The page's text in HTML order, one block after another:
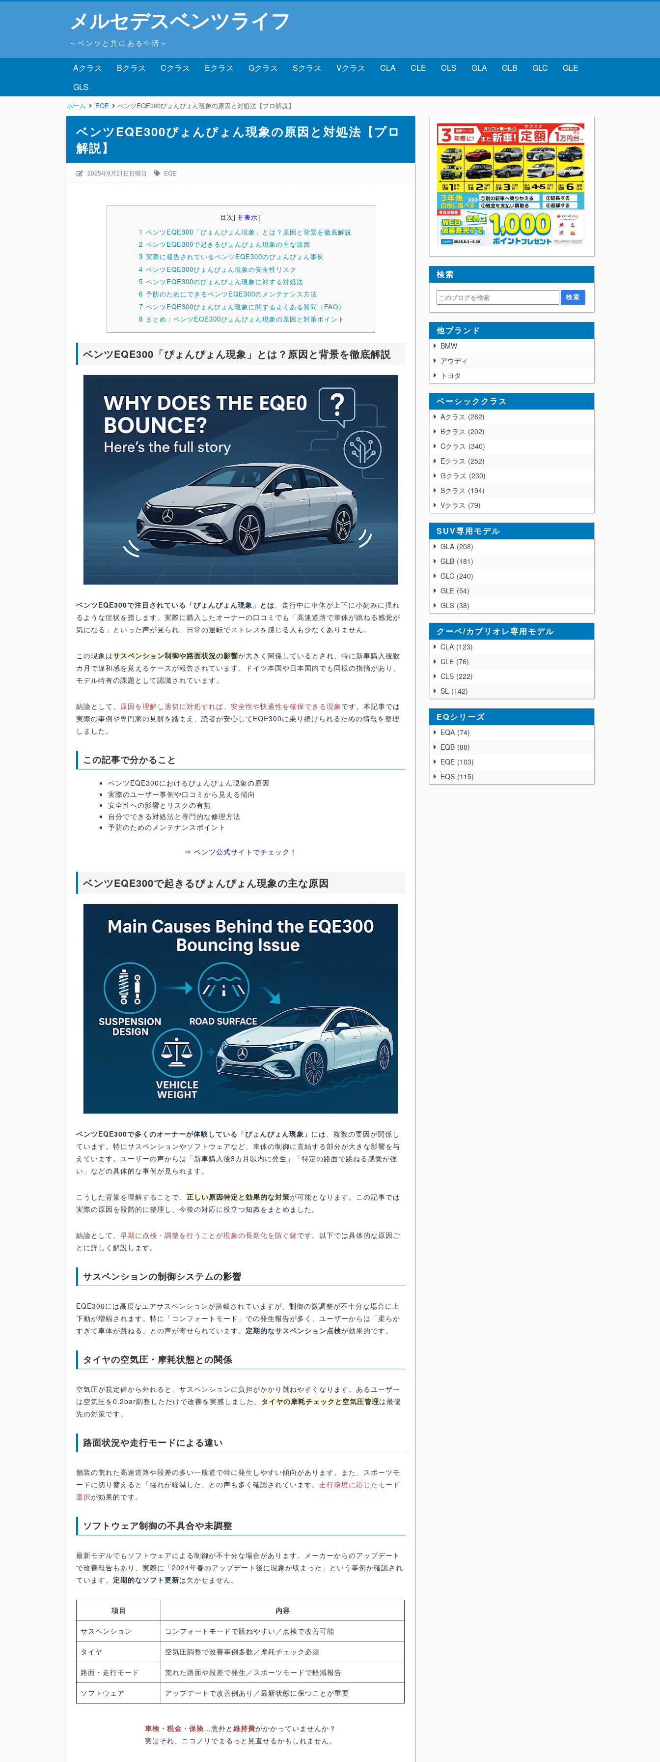
メルセデスベンツライフ
～ベンツと共にある生活～
Aクラス Bクラス Cクラス Eクラス Gクラス Sクラス Vクラス CLA CLE CLS GLA GLB GLC
GLE
GLS
ホーム EQE ベンツEQE300ぴょんぴょん現象の原因と対処法【プロ解説】
ベンツEQE300ぴょんぴょん現象の原因と対処法【プロ
解説】
2025年9月21日日曜日 EQE
目次[非表示]
1 ベンツEQE300「ぴょんぴょん現象」とは？原因と背景を徹底解説
2 ベンツEQE300で起きるぴょんぴょん現象の主な原因
3 実際に報告されているベンツEQE300のぴょんぴょん事例
4 ベンツEQE300ぴょんぴょん現象の安全性リスク
5 ベンツEQE300のぴょんぴょん現象に対する対処法
6 予防のためにできるベンツEQE300のメンテナンス方法
7 ベンツEQE300ぴょんぴょん現象に関するよくある質問（FAQ）
8 まとめ：ベンツEQE300ぴょんぴょん現象の原因と対策ポイント
ベンツEQE300「ぴょんぴょん現象」とは？原因と背景を徹底解説
ベンツEQE300で注目されている「ぴょんぴょん現象」とは、走行中に車体が上下に小刻みに揺れ
るような症状を指します。実際に購入したオーナーの口コミでも「高速道路で車体が跳ねる感覚が
気になる」といった声が見られ、日常の運転でストレスを感じる人も少なくありません。
この現象はサスペンション制御や路面状況の影響が大きく関係しているとされ、特に新車購入後数
カ月で違和感を覚えるケースが報告されています。ドイツ本国や日本国内でも同様の指摘があり、
モデル特有の課題として認識されています。
結論として、 原因を理解し適切に対処すれば、安全性や快適性を確保できる現象です。本記事では
実際の事例や専門家の見解を踏まえ、読者が安心してEQE300に乗り続けられるための情報を整理
しました。
この記事で分かること
ベンツEQE300におけるぴょんぴょん現象の原因
実際のユーザー事例や口コミから見える傾向
安全性への影響とリスクの有無
自分でできる対処法と専門的な修理方法
予防のためのメンテナンスポイント
⇒ ベンツ公式サイトでチェック！
ベンツEQE300で起きるぴょんぴょん現象の主な原因
ベンツEQE300で多くのオーナーが体験している「ぴょんぴょん現象」 には、複数の要因が関係し
ています。特にサスペンションやソフトウェアなど、車体の制御に直結する部分が大きな影響を与
えています。ユーザーの声からは「新車購入後3カ月以内に発生」「特定の路面で跳ねる感覚が強
い」などの具体的な事例が見られます。
こうした背景を理解することで、正しい原因特定と効果的な対策が可能となります。この記事では
実際の原因を段階的に整理し、今後の対応に役立つ知識をまとめました。
結論として、早期に点検・調整を行うことが現象の長期化を防ぐ鍵です。以下では具体的な原因ご
とに詳しく解説します。
サスペンションの制御システムの影響
EQE300には高度なエアサスペンションが搭載されていますが、制御の微調整が不十分な場合に上
下動が増幅されます。特に「コンフォートモード」での発生報告が多く、ユーザーからは「柔らか
すぎて車体が跳ねる」との声が寄せられています。 定期的なサスペンション点検が効果的です。
タイヤの空気圧・摩耗状態との関係
空気圧が規定値から外れると、サスペンションに負担がかかり跳ねやすくなります。あるユーザー
は空気圧を0.2bar調整しただけで改善を実感しました。 タイヤの摩耗チェックと空気圧管理は最優
先の対策です。
路面状況や走行モードによる違い
舗装の荒れた高速道路や段差の多い一般道で特に発生しやすい傾向があります。また、スポーツモ
ードに切り替えると「揺れが軽減した」との声も多く確認されています。 走行環境に応じたモード
選択が効果的です。
ソフトウェア制御の不具合や未調整
最新モデルでもソフトウェアによる制御が不十分な場合があります。メーカーからのアップデート
で改善報告もあり、実際に「2024年春のアップデート後に現象が収まった」という事例が確認され
ています。 定期的なソフト更新は欠かせません。
項目 内容
サスペンション コンフォートモードで跳ねやすい／点検で改善可能
タイヤ 空気圧調整で改善事例多数／摩耗チェック必須
路面・走行モード 荒れた路面や段差で発生／スポーツモードで軽減報告
ソフトウェア アップデートで改善例あり／最新状態に保つことが重要
車検・税金・保険…意外と 維持費がかかっていませんか？
実はそれ、ニコノリでまるっと見直せるかもしれません。
検索
他ブランド
BMW
アウディ
トヨタ
ベーシッククラス
Aクラス 262
Bクラス 202
Cクラス 340
Eクラス 252
Gクラス 230
Sクラス
194
Vクラス 79
SUV専用モデル
GLA 208
GLB 181
GLC 240
GLE 54
GLS 38
クーペ/カブリオレ専用モデル
CLA 123
CLE 76
CLS 222
SL 142
EQシリーズ
EQA 74
EQB 88
EQE 103
EQS 115